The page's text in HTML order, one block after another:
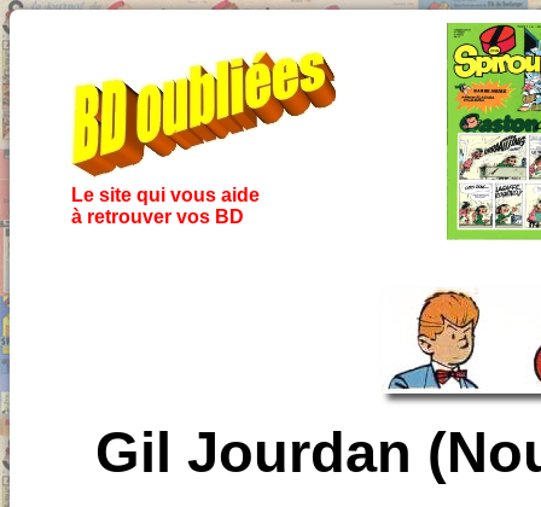
Le site qui vous aide
à retrouver vos BD
Gil Jourdan